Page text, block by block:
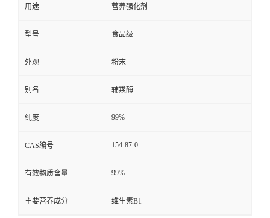
用途 营养强化剂
型号 食品级
外观 粉末
别名 辅羧酶
纯度 99%
CAS编号 154-87-0
有效物质含量 99%
主要营养成分 维生素B1